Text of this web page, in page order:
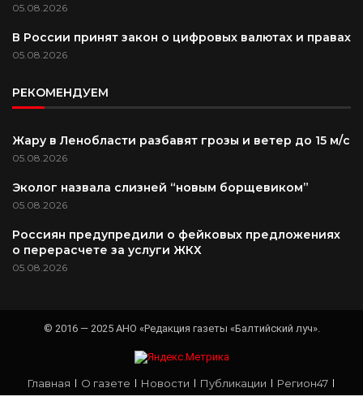
05.08.2026
В России принят закон о цифровых валютах и правах
05.08.2026
РЕКОМЕНДУЕМ
Жару в Ленобласти разбавят грозы и ветер до 15 м/с
05.08.2026
Эколог назвала слизней “новым борщевиком”
05.08.2026
Россиян предупредили о фейковых предложениях
о перерасчете за услуги ЖКХ
05.08.2026
© 2016 — 2025 АНО «Редакция газеты «Балтийский луч».
Главная О газете Новости Публикации
Регион47